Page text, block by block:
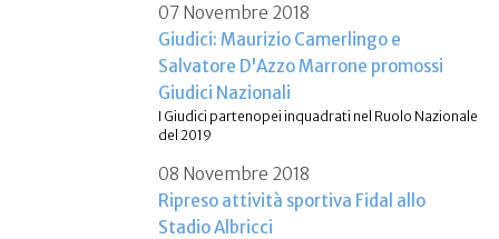
07 Novembre 2018
Giudici: Maurizio Camerlingo e
Salvatore D'Azzo Marrone promossi
Giudici Nazionali
I Giudici partenopei inquadrati nel Ruolo Nazionale
del 2019
08 Novembre 2018
Ripreso attività sportiva Fidal allo
Stadio Albricci